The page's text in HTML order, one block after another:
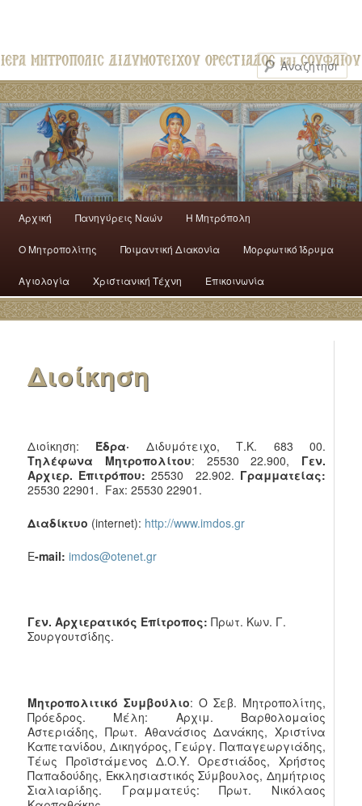
Αρχική Πανηγύρεις Ναών H Mητρόπολη
Ο Mητροπολίτης Ποιμαντική Διακονία Μορφωτικό Ίδρυμα
Αγιολογία Χριστιανική Τέχνη Επικοινωνία
Διοίκηση
Διοίκηση: Έδρα· Διδυμότειχο, Τ.Κ. 683 00.
Τηλέφωνα Μητροπολίτου: 25530 22.900, Γεν.
Αρχιερ. Επιτρόπου: 25530 22.902. Γραμματείας:
25530 22901. Fax: 25530 22901.
Διαδίκτυο (internet): http://www.imdos.gr
E-mail: imdos@otenet.gr
Γεν.Αρχιερατικός Επίτροπος: Πρωτ. Κων. Γ.
Σουργουτσίδης.
Μητροπολιτικό Συμβούλιο: Ο Σεβ. Μητροπολίτης,
Πρόεδρος. Μέλη: Αρχιμ. Βαρθολομαίος
Αστεριάδης, Πρωτ. Αθανάσιος Δανάκης, Χριστίνα
Καπετανίδου, Δικηγόρος, Γεώργ. Παπαγεωργιάδης,
Τέως Προϊστάμενος Δ.Ο.Υ. Ορεστιάδος, Χρήστος
Παπαδούδης, Εκκλησιαστικός Σύμβουλος, Δημήτριος
Σιαλιαρίδης. Γραμματεύς: Πρωτ. Νικόλαος